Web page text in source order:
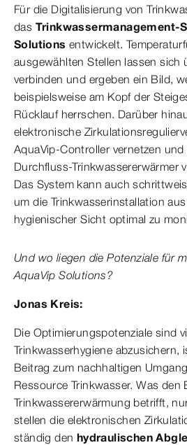
Für die Digitalisierung von
das Trinkwassermanagement-
Solutions entwickelt.
ausgewählten Stellen lassen sich
verbinden und ergeben ein Bild,
beispielsweise am Kopf der
Rücklauf herrschen. Darüber
elektronische
AquaVip-Controller vernetzen
Durchfluss-Trinkwassererwärmer
Das System kann auch
um die Trinkwasserinstallation
hygienischer Sicht optimal zu
Und wo liegen die Potenziale für
AquaVip Solutions?
Jonas Kreis:
Die Optimierungspotenziale sind
Trinkwasserhygiene abzusichern,
Beitrag zum nachhaltigen
Ressource Trinkwasser. Was den
Trinkwassererwärmung betrifft,
stellen die elektronischen
ständig den hydraulischen